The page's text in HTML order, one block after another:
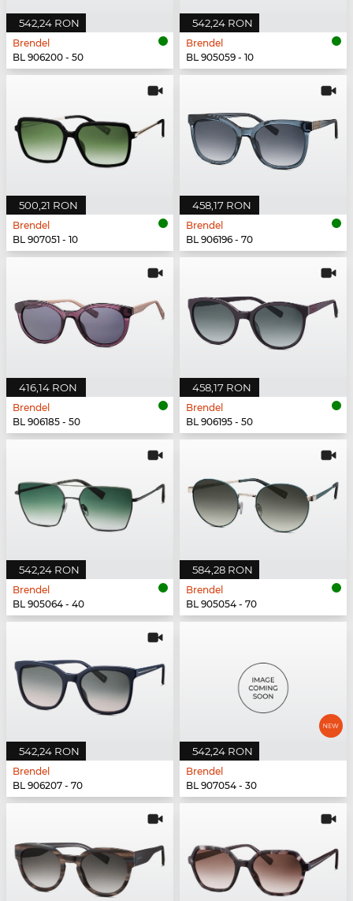
542,24 RON
Brendel
BL 906200 - 50
542,24 RON
Brendel
BL 905059 - 10
500,21 RON
Brendel
BL 907051 - 10
458,17 RON
Brendel
BL 906196 - 70
416,14 RON
Brendel
BL 906185 - 50
458,17 RON
Brendel
BL 906195 - 50
542,24 RON
Brendel
BL 905064 - 40
584,28 RON
Brendel
BL 905054 - 70
542,24 RON
Brendel
BL 906207 - 70
542,24 RON
Brendel
BL 907054 - 30